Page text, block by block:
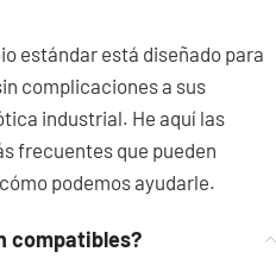
estándar está diseñado para
complicaciones a sus
industrial. He aquí las
frecuentes que pueden
podemos ayudarle.
compatibles?